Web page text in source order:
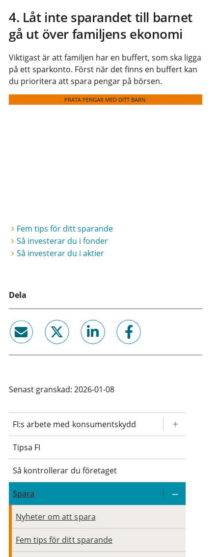
4. Låt inte sparandet till barnet
gå ut över familjens ekonomi
Viktigast är att familjen har en buffert, som ska ligga
på ett sparkonto. Först när det finns en buffert kan
du prioritera att spara pengar på börsen.
PRATA PENGAR MED DITT BARN
Fem tips för ditt sparande
Så investerar du i fonder
Så investerar du i aktier
Dela
Senast granskad: 2026-01-08
FI:s arbete med konsumentskydd
Tipsa FI
Så kontrollerar du företaget
Spara
Nyheter om att spara
Fem tips för ditt sparande